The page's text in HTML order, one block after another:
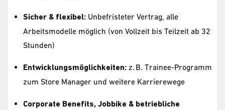
Sicher & flexibel: Unbefristeter Vertrag, alle
Arbeitsmodelle möglich (von Vollzeit bis Teilzeit ab 32
Stunden)
Entwicklungsmöglichkeiten: z. B. Trainee-Programm
zum Store Manager und weitere Karrierewege
Corporate Benefits, Jobbike & betriebliche